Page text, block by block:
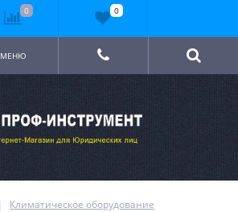
МЕНЮ
Климатическое оборудование
0 0